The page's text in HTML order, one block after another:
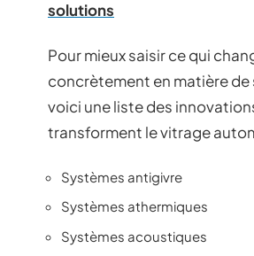
solutions
Pour mieux saisir ce qui
concrètement en matière de
voici une liste des
transforment le vitrage
Systèmes antigivre
Systèmes athermiques
Systèmes acoustiques